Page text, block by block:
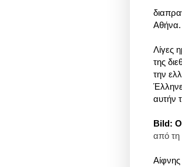
Αθήνα.
Λίγες
της
την
αυτήν
Bild:
από τη